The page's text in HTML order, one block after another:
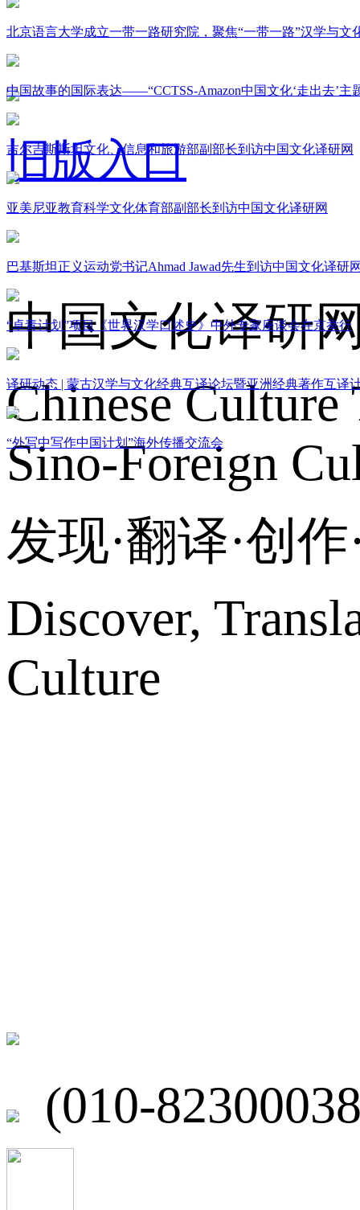
北京语言大学成立一带一路研究院，聚焦“一带一路”汉学与文
中国故事的国际表达——“CCTSS-Amazon中国文化‘走出去’主
吉尔吉斯斯坦文化、信息和旅游部副部长到访中国文化译研网
亚美尼亚教育科学文化体育部副部长到访中国文化译研网
巴基斯坦正义运动党书记Ahmad Jawad先生到访中国文化译研
“卓青计划”项目《世界汉学口述史》中外专家座谈会在京举行
译研动态 | 蒙古汉学与文化经典互译论坛暨亚洲经典著作互译
“外写中写作中国计划”海外传播交流会
旧版入口
关于我们
中国文化译研
Chinese
Sino-Foreign
发现·翻译·创
Discover,
Culture
(010-